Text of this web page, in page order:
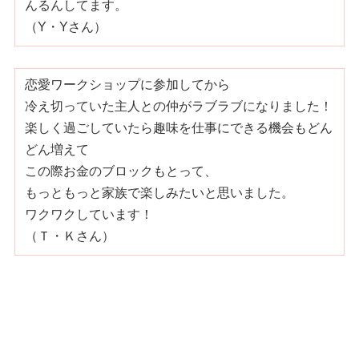
んるんしてます。
（Y・Yさん）
恋愛ワークショップに参加してから
冷え切っていた主人との仲がラブラブになりました！
楽しく過ごしていたら趣味を仕事にできる機会もどん
どん増えて
この際お金のブロックもとって、
もっともっと家族で楽しみたいと思いました。
ワクワクしています！
（Ｔ・Ｋさん）